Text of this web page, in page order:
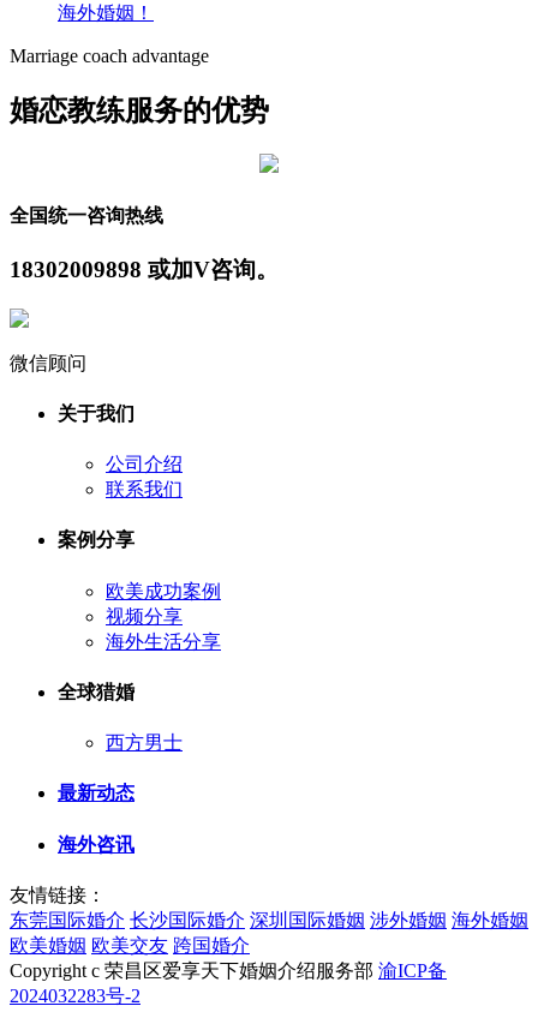
海外婚姻！
Marriage coach advantage
婚恋教练服务的优势
全国统一咨询热线
18302009898 或加V咨询。
微信顾问
关于我们
公司介绍
联系我们
案例分享
欧美成功案例
视频分享
海外生活分享
全球猎婚
西方男士
最新动态
海外咨讯
友情链接：
东莞国际婚介 长沙国际婚介 深圳国际婚姻 涉外婚姻 海外婚姻
欧美婚姻 欧美交友 跨国婚介
Copyright c 荣昌区爱享天下婚姻介绍服务部 渝ICP备
2024032283号-2